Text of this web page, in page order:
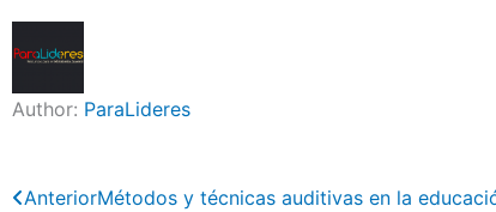
Author: ParaLideres
Previo
AnteriorMétodos y técnicas auditivas en la
Next